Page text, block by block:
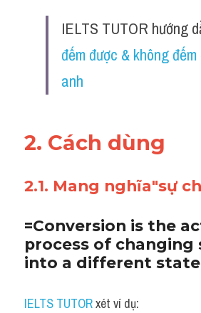
IELTS TUTOR hướng
đếm được & không
anh
2. Cách dùng
2.1. Mang nghĩa"sự
=Conversion is the
process of changing
into a different
IELTS TUTOR xét ví dụ: